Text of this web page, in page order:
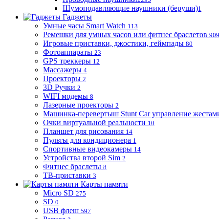
Шумоподавляющие наушники (беруши)1
Гаджеты
Умные часы Smart Watch 113
Ремешки для умных часов или фитнес браслетов 909
Игровые приставки, джостики, геймпады 80
Фотоаппараты 23
GPS треккеры 12
Массажеры 4
Проекторы 2
3D Ручки 2
WIFI модемы 8
Лазерные проекторы 2
Машинка-перевертыш Stunt Car управление
Очки виртуальной реальности 10
Планшет для рисования 14
Пульты для кондиционера 1
Спортивные видеокамеры 14
Устройства второй Sim 2
Фитнес браслеты 8
ТВ-приставки 3
Карты памяти
Micro SD 275
SD 0
USB флеш 597